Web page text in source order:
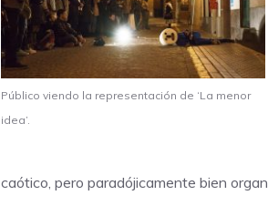
Público viendo la representación de ‘La menor
idea’.
caótico, pero paradójicamente bien